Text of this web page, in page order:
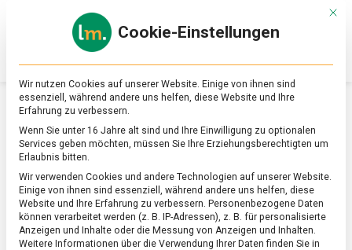
Online-
Magazin
zu
&
Ernährung
ERNÄHRUNG & GESUNDHEIT
Mit
Cookie-Einstellungen
Wir nutzen Cookies auf unserer Website. Einige von ihnen sind
essenziell, während andere uns helfen, diese Website und Ihre
Erfahrung zu verbessern.
Wenn Sie unter 16 Jahre alt sind und Ihre Einwilligung zu optionalen
Services geben möchten, müssen Sie Ihre Erziehungsberechtigten um
Erlaubnis bitten.
Wir verwenden Cookies und andere Technologien auf unserer Website.
Einige von ihnen sind essenziell, während andere uns helfen, diese
Website und Ihre Erfahrung zu verbessern. Personenbezogene Daten
können verarbeitet werden (z. B. IP-Adressen), z. B. für personalisierte
Anzeigen und Inhalte oder die Messung von Anzeigen und Inhalten.
Weitere Informationen über die Verwendung Ihrer Daten finden Sie in